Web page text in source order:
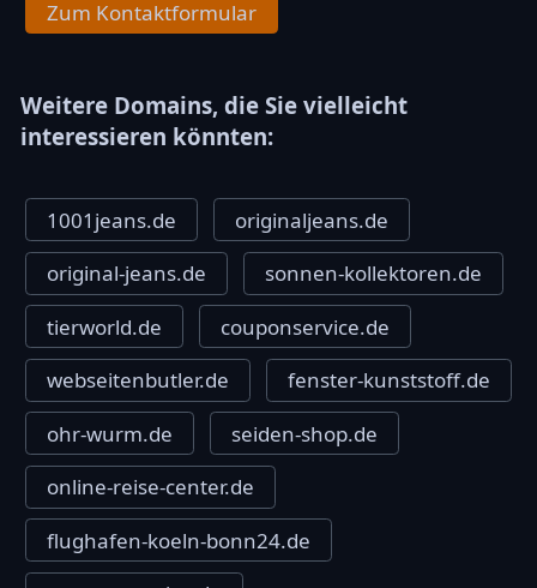
Zum Kontaktformular
Weitere Domains, die Sie vielleicht
interessieren könnten:
1001jeans.de
originaljeans.de
original-jeans.de
sonnen-kollektoren.de
tierworld.de
couponservice.de
webseitenbutler.de
fenster-kunststoff.de
ohr-wurm.de
seiden-shop.de
online-reise-center.de
flughafen-koeln-bonn24.de